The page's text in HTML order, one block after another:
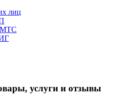
услуги и отзывы